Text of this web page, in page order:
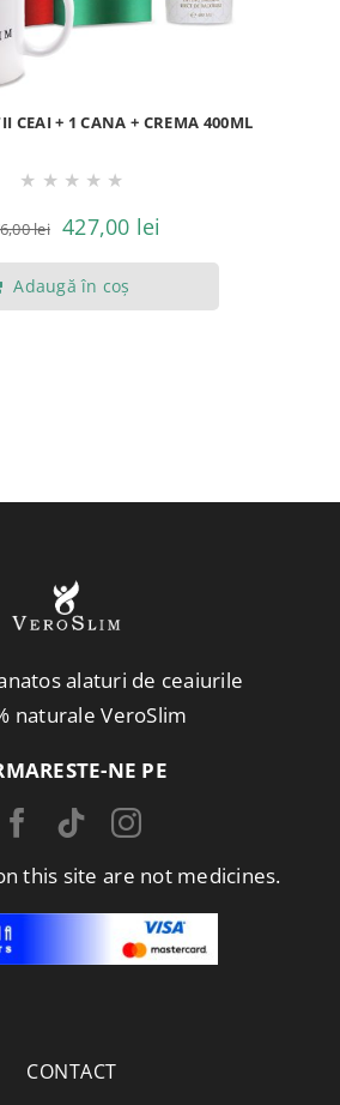
CEAI + 1 CANA + CREMA 400ML
★ ★ ★ ★ ★
lei Prețul
inițial
a
427,00 lei
curent
Adaugă în coș
alaturi de ceaiurile
naturale VeroSlim
NE PE
this site are not medicines.
CONTACT